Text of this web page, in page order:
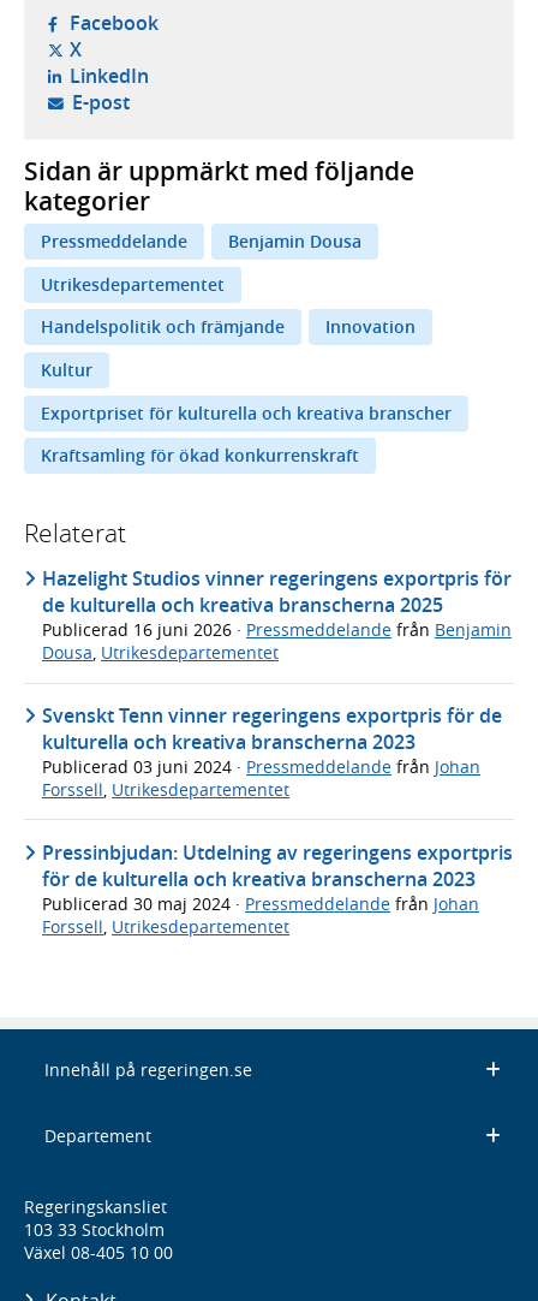
Facebook- öppnas i ny flik, extern webbplats,
X- öppnas i ny flik, extern webbplats,
LinkedIn- öppnas i ny flik, extern webbplats,
E-post- öppnar din e-postklient,
Sidan är uppmärkt med följande
kategorier
Pressmeddelande
Benjamin Dousa
Utrikesdepartementet
Handelspolitik och främjande
Innovation
Kultur
Exportpriset för kulturella och kreativa branscher
Kraftsamling för ökad konkurrenskraft
Relaterat
Hazelight Studios vinner regeringens exportpris för
de kulturella och kreativa branscherna 2025
Publicerad 16 juni 2026 · Pressmeddelande från Benjamin
Dousa, Utrikesdepartementet
Svenskt Tenn vinner regeringens exportpris för de
kulturella och kreativa branscherna 2023
Publicerad 03 juni 2024 · Pressmeddelande från Johan
Forssell, Utrikesdepartementet
Pressinbjudan: Utdelning av regeringens exportpris
för de kulturella och kreativa branscherna 2023
Publicerad 30 maj 2024 · Pressmeddelande från Johan
Forssell Utrikesdepartementet
Innehåll på regeringen.se
Departement
Regeringskansliet
103 33 Stockholm
Växel 08-405 10 00